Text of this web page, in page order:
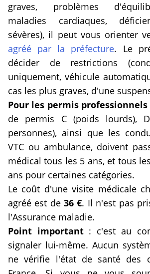
graves, problèmes
maladies cardiaques,
sévères), il peut vous orienter
agréé par la préfecture. Le
décider de restrictions
uniquement, véhicule
cas les plus graves, d'une
Pour les permis professionnels
de permis C (poids lourds),
personnes), ainsi que les
VTC ou ambulance, doivent
médical tous les 5 ans, et tous
ans pour certaines catégories.
Le coût d'une visite médicale
agréé est de36 €. Il n'est pas
l'Assurance maladie.
Point important: c'est au
signaler lui-même. Aucun
ne vérifie l'état de santé des